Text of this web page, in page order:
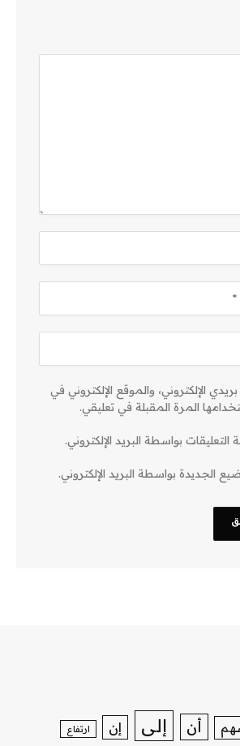
الإلكتروني، والموقع الإلكتروني في
المرة المقبلة في تعليقي.
التعليقات بواسطة البريد الإلكتروني.
الجديدة بواسطة البريد الإلكتروني.
أن إلى إن ارتفاع